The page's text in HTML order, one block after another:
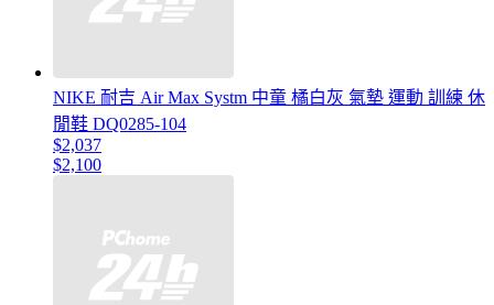
NIKE 耐吉 Air Max Systm 中童 橘白灰 氣墊 運動 訓練 休
閒鞋 DQ0285-104
$2,037
$2,100